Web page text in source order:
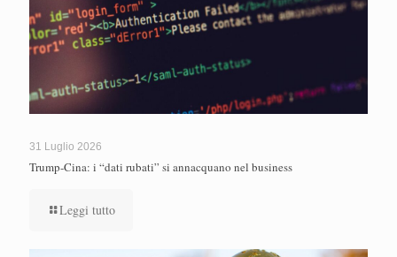
31 Luglio 2026
Trump-Cina: i “dati rubati” si annacquano nel business
Leggi tutto